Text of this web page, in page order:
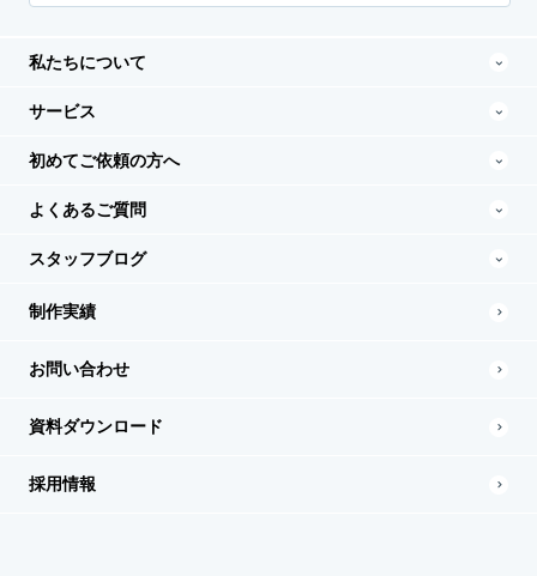
私たちについて
サービス
初めてご依頼の方へ
よくあるご質問
スタッフブログ
制作実績
お問い合わせ
資料ダウンロード
採用情報